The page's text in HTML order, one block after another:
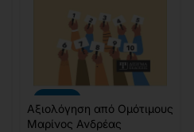
Αξιολόγηση από Ομότιμους
Μαρίνος Ανδρέας